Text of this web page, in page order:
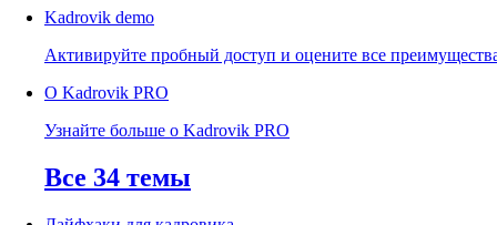
Kadrovik demo
Активируйте пробный доступ и оцените все
О Kadrovik PRO
Узнайте больше о Kadrovik PRO
Все 34 темы